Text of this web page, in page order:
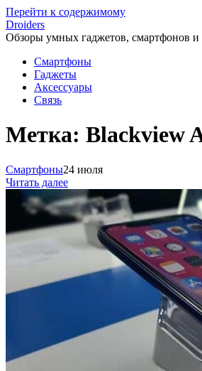
Перейти к содержимому
Droiders
Обзоры умных гаджетов, смартфонов и
Смартфоны
Гаджеты
Аксессуары
Связь
Метка: Blackview
Смартфоны24 июля
Читать далее